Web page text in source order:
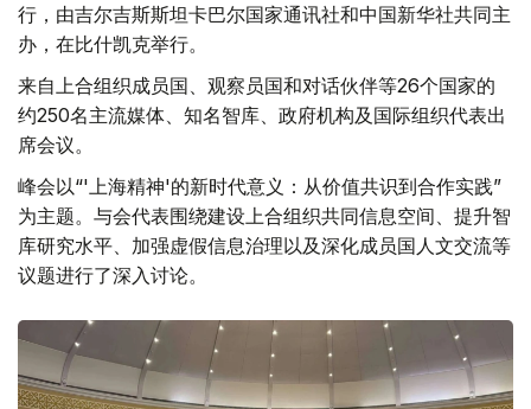
行，由吉尔吉斯斯坦卡巴尔国家通讯社和中国新华社共同主
办，在比什凯克举行。
来自上合组织成员国、观察员国和对话伙伴等26个国家的
约250名主流媒体、知名智库、政府机构及国际组织代表出
席会议。
峰会以“'上海精神'的新时代意义：从价值共识到合作实践”
为主题。与会代表围绕建设上合组织共同信息空间、提升智
库研究水平、加强虚假信息治理以及深化成员国人文交流等
议题进行了深入讨论。